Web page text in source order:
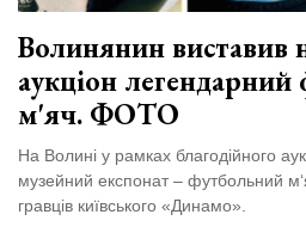
Волинянин виставив
аукціон
м'яч. ФОТО
На Волині у рамках благодійного
музейний експонат – футбольний
гравців київського «Динамо».